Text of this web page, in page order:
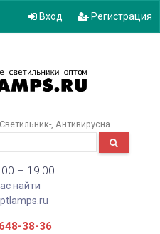
Вход Регистрация
Светильник- Антивирусна
– 19:00
найти
38-36